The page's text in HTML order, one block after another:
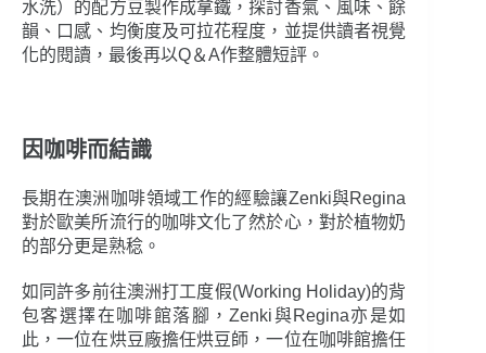
水洗）的配方豆製作成拿鐵，探討香氣、風味、餘
韻、口感、均衡度及可拉花程度，並提供讀者視覺
化的閱讀，最後再以Q＆A作整體短評。
因咖啡而結識
長期在澳洲咖啡領域工作的經驗讓Zenki與Regina
對於歐美所流行的咖啡文化了然於心，對於植物奶
的部分更是熟稔。
如同許多前往澳洲打工度假(Working Holiday)的背
包客選擇在咖啡館落腳，Zenki與Regina亦是如
此，一位在烘豆廠擔任烘豆師，一位在咖啡館擔任